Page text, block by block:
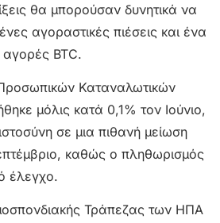
θα μπορούσαν δυνητικά να
αγοραστικές πιέσεις και ένα
BTC.
Καταναλωτικών
μόλις κατά 0,1% τον Ιούνιο,
σε μια πιθανή μείωση
καθώς ο πληθωρισμός
έλεγχο.
Τράπεζας των ΗΠΑ